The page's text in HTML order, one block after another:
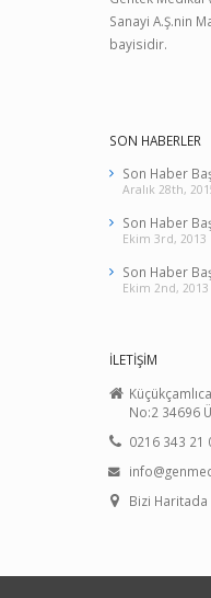
Sanayi A.Ş.nin
bayisidir.
SON HABERLER
Son Haber
Aralık 28th,
Son Haber
Ekim 3rd, 2013
Son Haber
Ekim 2nd, 2013
İLETİŞİM
No:2 34696
0216 343 21
Bizi Haritada